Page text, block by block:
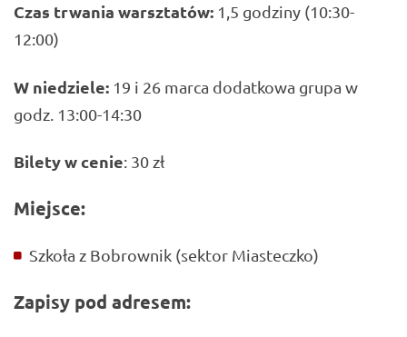
Czas trwania warsztatów: 1,5 godziny (10:30-
12:00)
W niedziele: 19 i 26 marca dodatkowa grupa w
godz. 13:00-14:30
Bilety w cenie: 30 zł
Miejsce:
Szkoła z Bobrownik (sektor Miasteczko)
Zapisy pod adresem: